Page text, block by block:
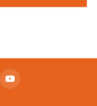
YouTube